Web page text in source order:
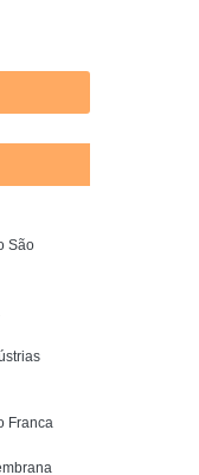
São
Franca